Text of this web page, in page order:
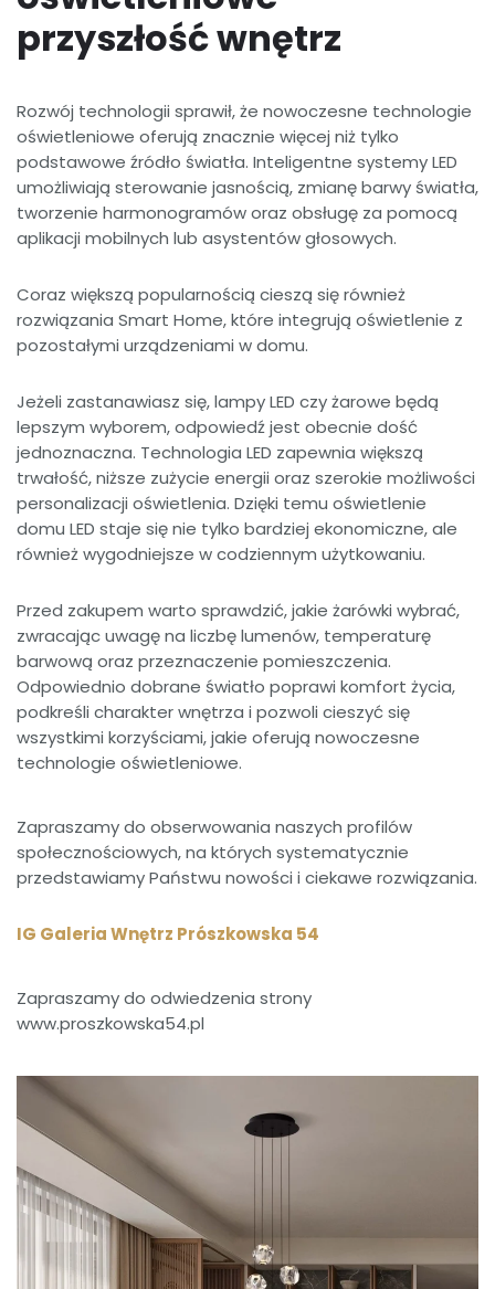
przyszłość wnętrz
Rozwój technologii sprawił, że nowoczesne technologie
oświetleniowe oferują znacznie więcej niż tylko
podstawowe źródło światła. Inteligentne systemy LED
umożliwiają sterowanie jasnością, zmianę barwy światła,
tworzenie harmonogramów oraz obsługę za pomocą
aplikacji mobilnych lub asystentów głosowych.
Coraz większą popularnością cieszą się również
rozwiązania Smart Home, które integrują oświetlenie z
pozostałymi urządzeniami w domu.
Jeżeli zastanawiasz się, lampy LED czy żarowe będą
lepszym wyborem, odpowiedź jest obecnie dość
jednoznaczna. Technologia LED zapewnia większą
trwałość, niższe zużycie energii oraz szerokie możliwości
personalizacji oświetlenia. Dzięki temu oświetlenie
domu LED staje się nie tylko bardziej ekonomiczne, ale
również wygodniejsze w codziennym użytkowaniu.
Przed zakupem warto sprawdzić, jakie żarówki wybrać,
zwracając uwagę na liczbę lumenów, temperaturę
barwową oraz przeznaczenie pomieszczenia.
Odpowiednio dobrane światło poprawi komfort życia,
podkreśli charakter wnętrza i pozwoli cieszyć się
wszystkimi korzyściami, jakie oferują nowoczesne
technologie oświetleniowe.
Zapraszamy do obserwowania naszych profilów
społecznościowych, na których systematycznie
przedstawiamy Państwu nowości i ciekawe rozwiązania.
IG Galeria Wnętrz Prószkowska 54
Zapraszamy do odwiedzenia strony
www.proszkowska54.pl